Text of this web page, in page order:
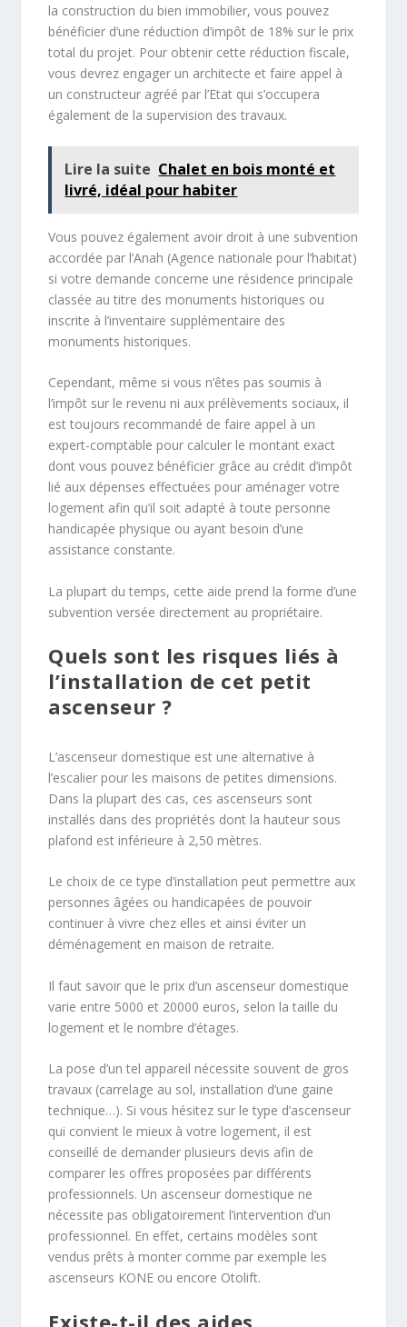
la construction du bien immobilier, vous pouvez
bénéficier d’une réduction d’impôt de 18% sur le prix
total du projet. Pour obtenir cette réduction fiscale,
vous devrez engager un architecte et faire appel à
un constructeur agréé par l’Etat qui s’occupera
également de la supervision des travaux.
Lire la suite Chalet en bois monté et
livré, idéal pour habiter
Vous pouvez également avoir droit à une subvention
accordée par l’Anah (Agence nationale pour l’habitat)
si votre demande concerne une résidence principale
classée au titre des monuments historiques ou
inscrite à l’inventaire supplémentaire des
monuments historiques.
Cependant, même si vous n’êtes pas soumis à
l’impôt sur le revenu ni aux prélèvements sociaux, il
est toujours recommandé de faire appel à un
expert-comptable pour calculer le montant exact
dont vous pouvez bénéficier grâce au crédit d’impôt
lié aux dépenses effectuées pour aménager votre
logement afin qu’il soit adapté à toute personne
handicapée physique ou ayant besoin d’une
assistance constante.
La plupart du temps, cette aide prend la forme d’une
subvention versée directement au propriétaire.
Quels sont les risques liés à
l’installation de cet petit
ascenseur ?
L’ascenseur domestique est une alternative à
l’escalier pour les maisons de petites dimensions.
Dans la plupart des cas, ces ascenseurs sont
installés dans des propriétés dont la hauteur sous
plafond est inférieure à 2,50 mètres.
Le choix de ce type d’installation peut permettre aux
personnes âgées ou handicapées de pouvoir
continuer à vivre chez elles et ainsi éviter un
déménagement en maison de retraite.
Il faut savoir que le prix d’un ascenseur domestique
varie entre 5000 et 20000 euros, selon la taille du
logement et le nombre d’étages.
La pose d’un tel appareil nécessite souvent de gros
travaux (carrelage au sol, installation d’une gaine
technique…). Si vous hésitez sur le type d’ascenseur
qui convient le mieux à votre logement, il est
conseillé de demander plusieurs devis afin de
comparer les offres proposées par différents
professionnels. Un ascenseur domestique ne
nécessite pas obligatoirement l’intervention d’un
professionnel. En effet, certains modèles sont
vendus prêts à monter comme par exemple les
ascenseurs KONE ou encore Otolift.
Existe-t-il des aides